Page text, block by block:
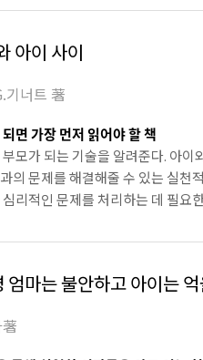
아이 사이
기너트 著
면 가장 먼저 읽어야 할 책
모가 되는 기술을 알려준다. 아
의 문제를 해결해줄 수 있는 실천
리적인 문제를 처리하는 데 필요
엄마는 불안하고 아이는